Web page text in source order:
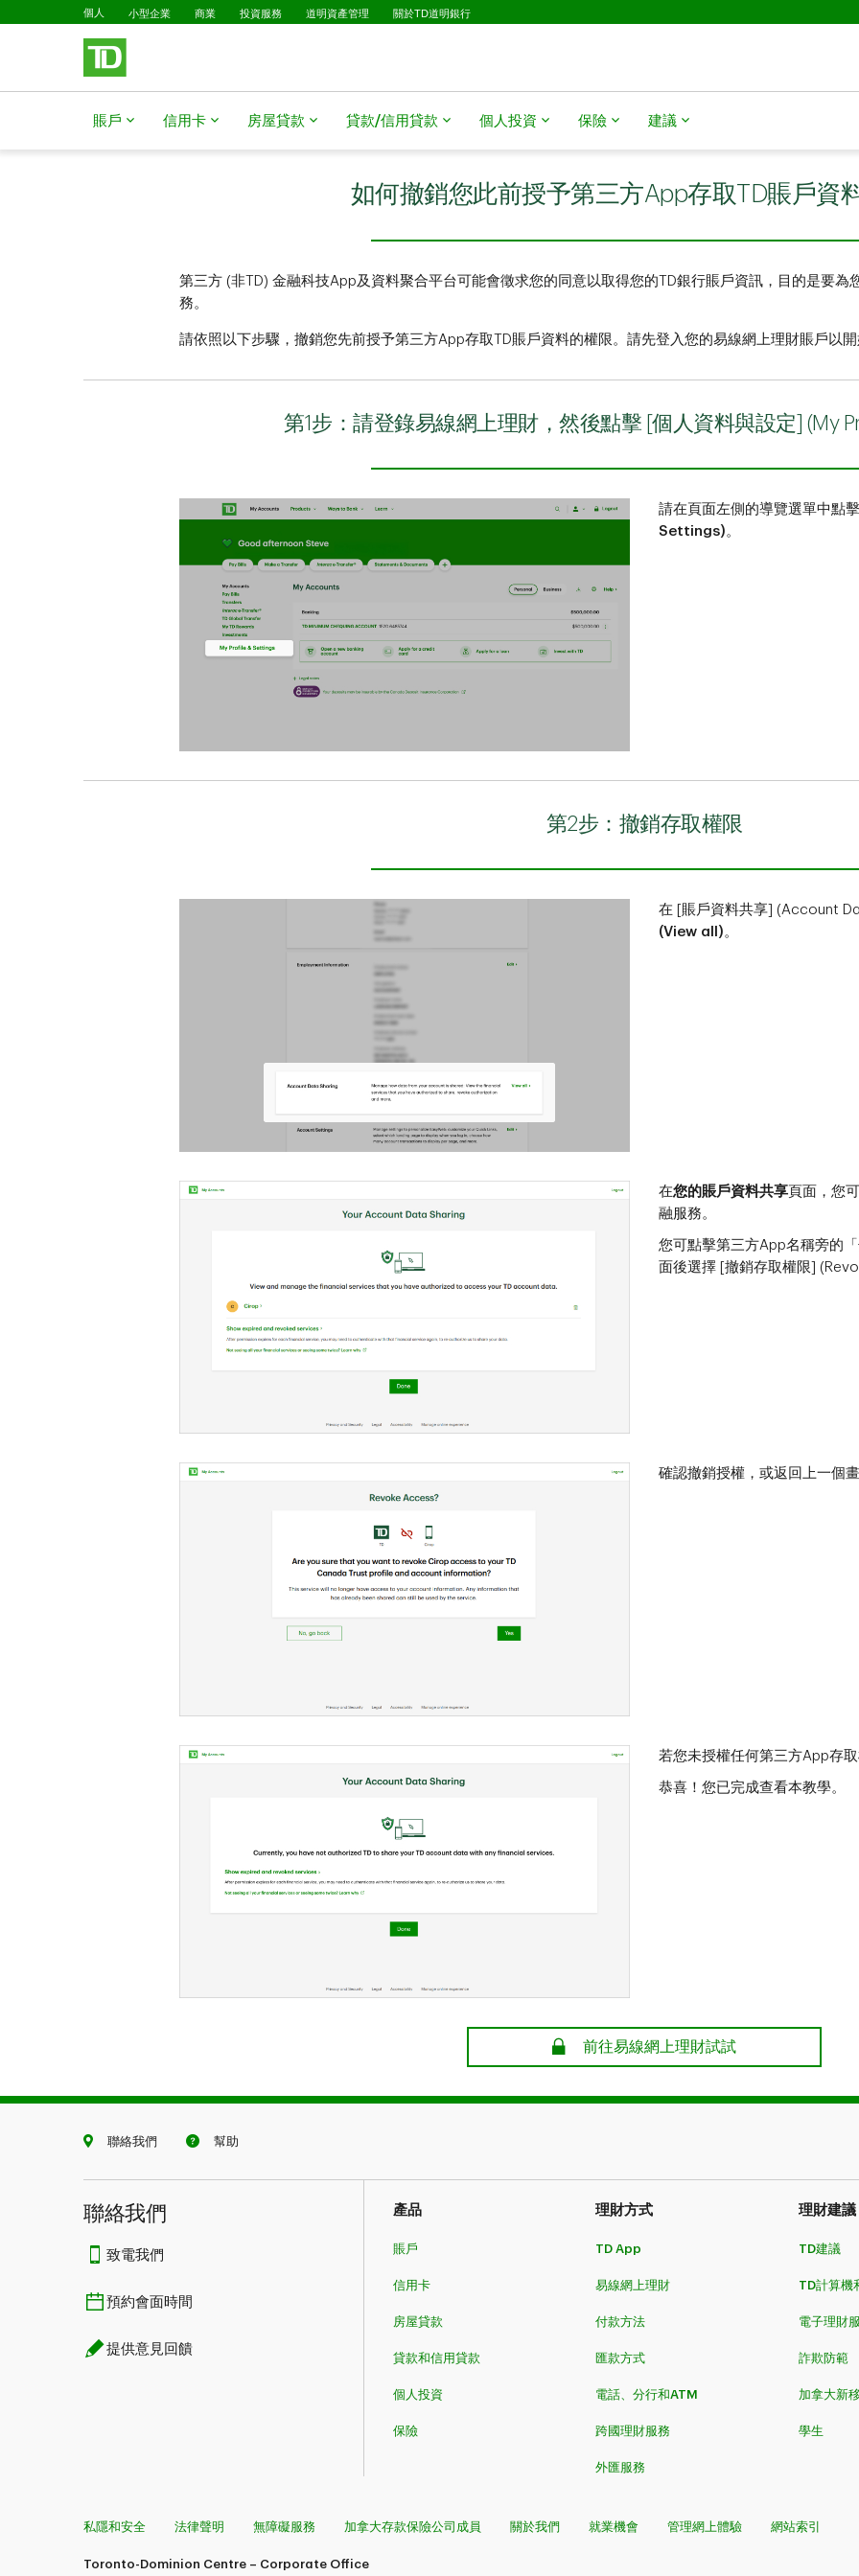
略過進入主要內容
個人 已選擇小型企業 商業 投資服務 道明資產管理 關於TD道明銀行
賬戶 信用卡 房屋貸款​​​​​​​ 貸款/信用貸款​​​​​​​ 個人投資 保險 建議
如何撤銷您此前授予第三方App存取TD賬戶資
第三方 (非TD) 金融科技App及資料聚合平台可能會徵求您的同意以取得您的TD銀行賬戶資訊，目的是要為
務。
請依照以下步驟，撤銷您先前授予第三方App存取TD賬戶資料的權限。請先登入您的易線網上理財賬戶以
第1步：請登錄易線網上理財，然後點擊 [個人資料與設定] (My
請在頁面左側的導覽選單中點
Settings)。
第2步：撤銷存取權限
在 [賬戶資料共享] (Account
(View all)。
在您的賬戶資料共享 頁面，您
融服務。
您可點擊第三方App名稱旁的
面後選擇 [撤銷存取權限]
確認撤銷授權，或返回上一個
若您未授權任何第三方App存
恭喜！您已完成查看本教學。
前往易線網上理財試試
聯絡我們 幫助
聯絡我們
致電我們
預約會面時間
提供意見回饋
產品
賬戶
信用卡
房屋貸款​​​​​​​
貸款和信用貸款
個人投資
保險
理財方式​​​​​​​
TD App
易線網上理財
付款方法
匯款方式
電話、分行和ATM
跨國理財服務
外匯服務
理財建議
TD建議
TD計算機
電子理財
詐欺防範
加拿大新
學生
私隱和安全 法律聲明 無障礙服務 加拿大存款保險公司成員 關於我們 就業機會 管理網上體驗 網站索引
Toronto-Dominion Centre – Corporate Office